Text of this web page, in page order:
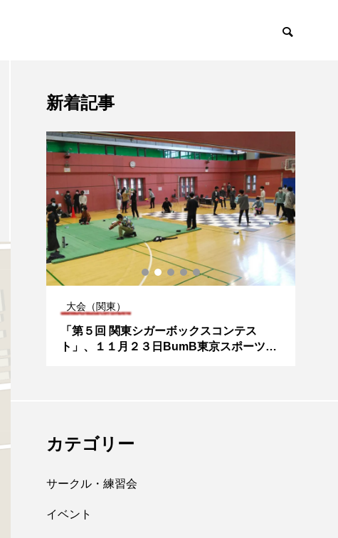
ベント
ィアボロサマーフ
ティバル ２０２
トピックス
ジャグリング新人戦、
運営メンバーを募集

新着記事
０２
大会（関東）
「第５回 関東シガーボックスコンテス
ト」、１１月２３日BumB東京スポーツ文
カテゴリー
サークル・練習会
イベント